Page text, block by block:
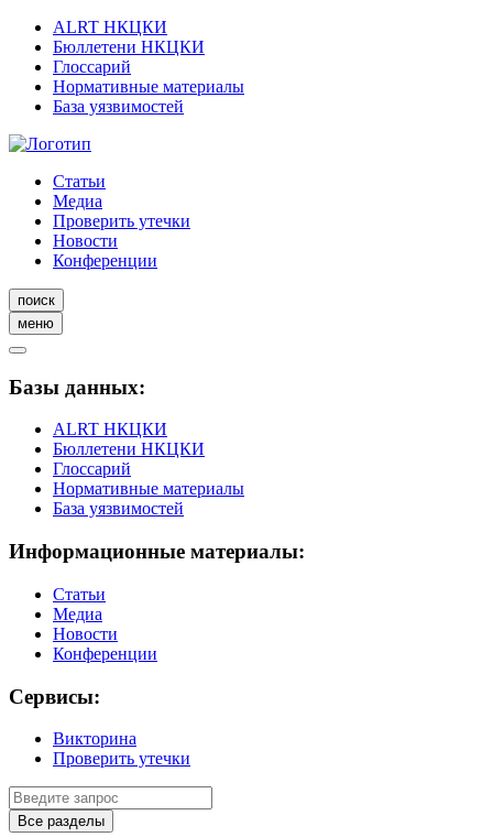
ALRT НКЦКИ
Бюллетени НКЦКИ
Глоссарий
Нормативные материалы
База уязвимостей
Статьи
Медиа
Проверить утечки
Новости
Конференции
поиск
меню
Базы данных:
ALRT НКЦКИ
Бюллетени НКЦКИ
Глоссарий
Нормативные материалы
База уязвимостей
Информационные материалы:
Статьи
Медиа
Новости
Конференции
Сервисы:
Викторина
Проверить утечки
Все разделы